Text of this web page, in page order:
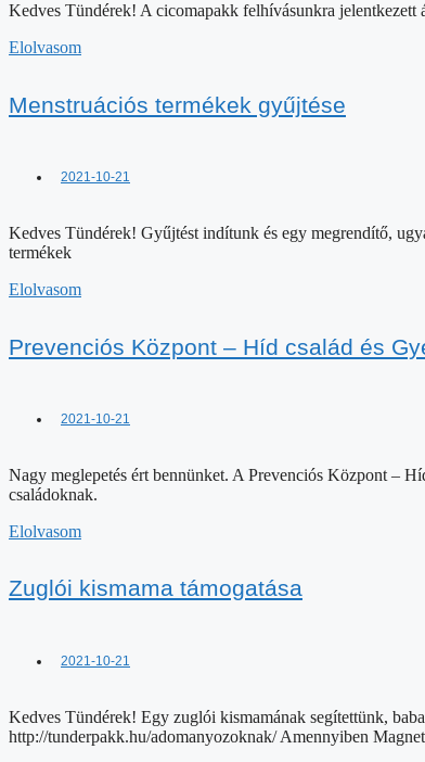
Kedves Tündérek! A cicomapakk felhívásunkra
Elolvasom
Menstruációs termékek gyűjtése
2021-10-21
Kedves Tündérek! Gyűjtést indítunk és egy megrendítő,
termékek
Elolvasom
Prevenciós Központ – Híd család és
2021-10-21
Nagy meglepetés ért bennünket. A Prevenciós Központ –
családoknak.
Elolvasom
Zuglói kismama támogatása
2021-10-21
Kedves Tündérek! Egy zuglói kismamának segítettünk,
http://tunderpakk.hu/adomanyozoknak/ Amennyiben